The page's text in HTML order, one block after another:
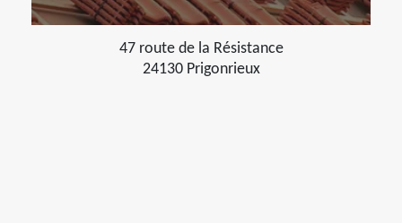
47 route de la Résistance
24130 Prigonrieux